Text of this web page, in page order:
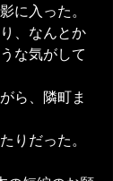
に入った。
、なんとか
な気がして
ら、隣町ま
りだった。